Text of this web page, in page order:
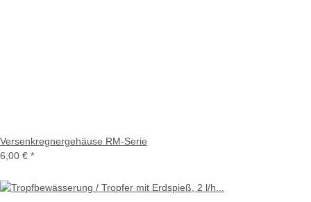
Versenkregnergehäuse RM-Serie
6,00 € *